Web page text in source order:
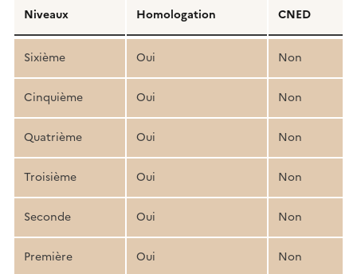
de
la
structure
pédagogique
Niveaux Homologation CNED
Sixième Oui Non
Cinquième Oui Non
Quatrième Oui Non
Troisième Oui Non
Seconde Oui Non
Première Oui Non